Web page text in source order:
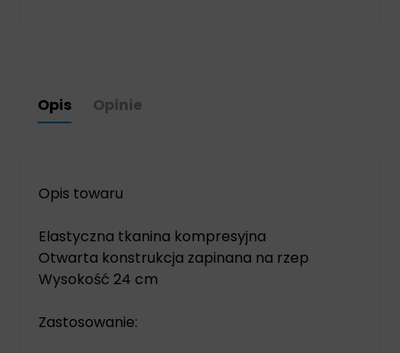
Opis Opinie
Opis towaru
Elastyczna tkanina kompresyjna
Otwarta konstrukcja zapinana na rzep
Wysokość 24 cm
Zastosowanie: